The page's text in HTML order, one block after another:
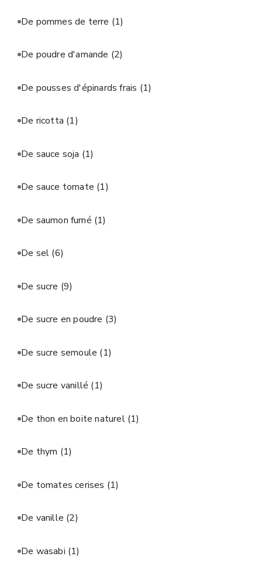
De pommes de terre (1)
De poudre d'amande (2)
De pousses d'épinards frais (1)
De ricotta (1)
De sauce soja (1)
De sauce tomate (1)
De saumon fumé (1)
De sel (6)
De sucre (9)
De sucre en poudre (3)
De sucre semoule (1)
De sucre vanillé (1)
De thon en boite naturel (1)
De thym (1)
De tomates cerises (1)
De vanille (2)
De wasabi (1)